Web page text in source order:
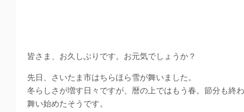
皆さま、お久しぶりです。お元気でしょうか？
先日、さいたま市はちらほら雪が舞いました。
冬らしさが増す日々ですが、暦の上ではもう春。節分も終
舞い始めたそうです。